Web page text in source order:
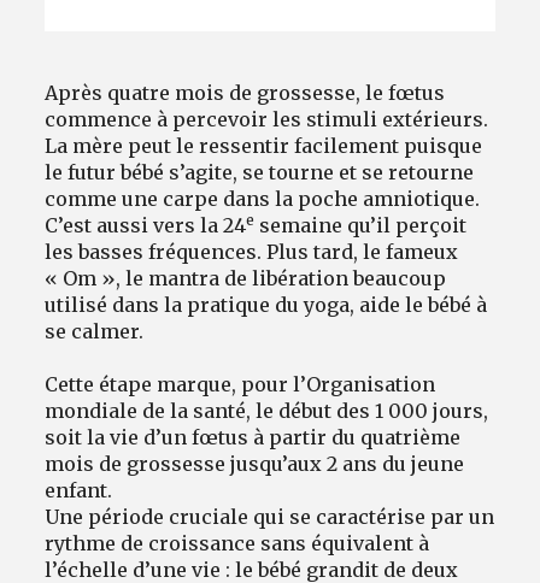
Après quatre mois de grossesse, le fœtus
commence à percevoir les stimuli extérieurs.
La mère peut le ressentir facilement puisque
le futur bébé s’agite, se tourne et se retourne
comme une carpe dans la poche amniotique.
C’est aussi vers la 24e semaine qu’il perçoit
les basses fréquences. Plus tard, le fameux
« Om », le mantra de libération beaucoup
utilisé dans la pratique du yoga, aide le bébé à
se calmer.
Cette étape marque, pour l’Organisation
mondiale de la santé, le début des 1 000 jours,
soit la vie d’un fœtus à partir du quatrième
mois de grossesse jusqu’aux 2 ans du jeune
enfant.
Une période cruciale qui se caractérise par un
rythme de croissance sans équivalent à
l’échelle d’une vie : le bébé grandit de deux